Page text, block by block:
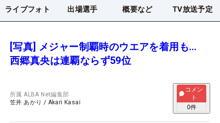
ライブフォト 出場選手 概要など TV放送予定
[写真] メジャー制覇時のウエアを着用も…
西郷真央は連覇ならず59位
所属ALBA Net編集部
笠井 あかり / Akari Kasai
コメン
ト
0件